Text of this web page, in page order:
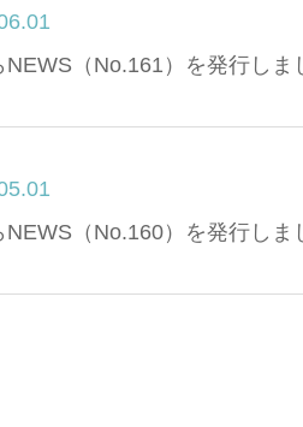
NEWS（No.161）を発行しま
NEWS（No.160）を発行しま